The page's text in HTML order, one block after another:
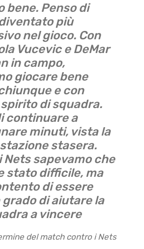
bene. Penso di
più
nel gioco. Con
Vucevic e DeMar
in campo,
giocare bene
e con
di squadra.
continuare a
minuti, vista la
stasera.
Nets sapevamo che
stato difficile, ma
di essere
di aiutare la
a vincere
del match contro i Nets